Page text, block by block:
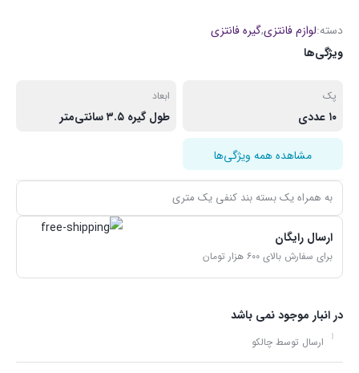
دسته:لوازم فانتزی,گیره فانتزی
ویژگی‌ها
پک
۱۰ عددی
ابعاد
طول گیره ۳.۵ سانتی‌متر
مشاهده همه ویژگی‌ها
به همراه یک بسته بند کنفی یک متری
ارسال رایگان
برای سفارش بالای ۶۰۰ هزار تومان
در انبار موجود نمی باشد
ارسال توسط چالکو